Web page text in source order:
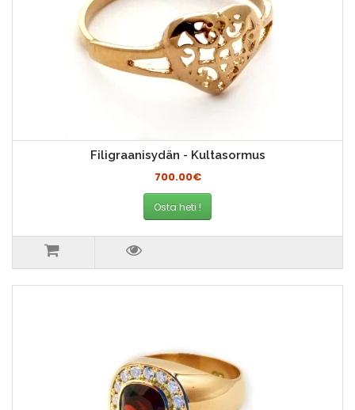
Filigraanisydän - Kultasormus
700.00€
Osta heti !